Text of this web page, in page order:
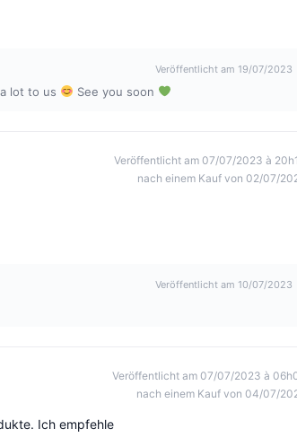
Veröffentlicht am 19/07/2023
lot to us See you soon
Veröffentlicht am 07/07/2023 à
nach einem Kauf von 02/07/
Veröffentlicht am 10/07/2023
Veröffentlicht am 07/07/2023 à
nach einem Kauf von 04/07/
Ich empfehle